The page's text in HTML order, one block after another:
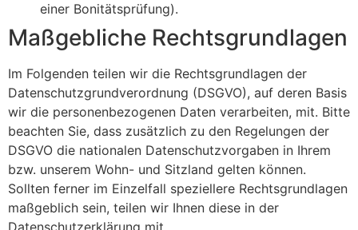
einer Bonitätsprüfung).
Maßgebliche Rechtsgrundlagen
Im Folgenden teilen wir die Rechtsgrundlagen der
Datenschutzgrundverordnung (DSGVO), auf deren Basis
wir die personenbezogenen Daten verarbeiten, mit. Bitte
beachten Sie, dass zusätzlich zu den Regelungen der
DSGVO die nationalen Datenschutzvorgaben in Ihrem
bzw. unserem Wohn- und Sitzland gelten können.
Sollten ferner im Einzelfall speziellere Rechtsgrundlagen
maßgeblich sein, teilen wir Ihnen diese in der